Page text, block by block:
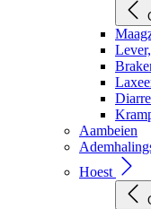
Aambeien
Hoest